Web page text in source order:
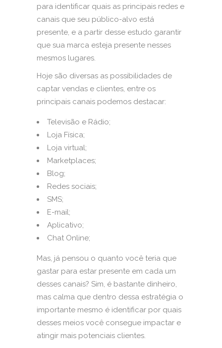
para identificar quais as principais redes e
canais que seu público-alvo está
presente, e a partir desse estudo garantir
que sua marca esteja presente nesses
mesmos lugares.
Hoje são diversas as possibilidades de
captar vendas e clientes, entre os
principais canais podemos destacar:
Televisão e Rádio;
Loja Física;
Loja virtual;
Marketplaces;
Blog;
Redes sociais;
SMS;
E-mail;
Aplicativo;
Chat Online;
Mas, já pensou o quanto você teria que
gastar para estar presente em cada um
desses canais? Sim, é bastante dinheiro,
mas calma que dentro dessa estratégia o
importante mesmo é identificar por quais
desses meios você consegue impactar e
atingir mais potenciais clientes.